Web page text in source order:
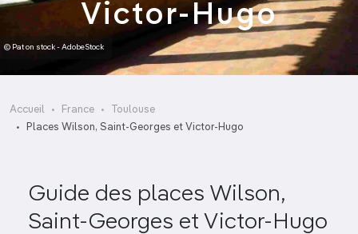
Victor-Hugo
© Pat on stock - AdobeStock
Accueil France
Toulouse
Places Wilson, Saint-Georges et Victor-Hugo
Guide des places Wilson,
Saint-Georges et Victor-Hugo